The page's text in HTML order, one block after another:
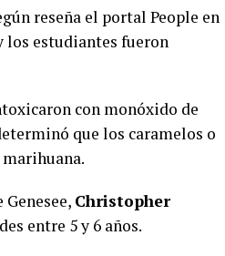
reseña el portal People en
los estudiantes fueron
con monóxido de
que los caramelos o
Christopher
entre 5 y 6 años.